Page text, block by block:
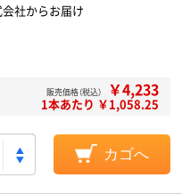
社からお届け
販売価格（税込） ￥4,233
1本あたり ￥1,058.25
カゴへ